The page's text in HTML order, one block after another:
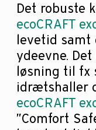
Det robuste
ecoCRAFT
levetid samt
ydeevne.
løsning til fx
idrætshaller
ecoCRAFT
”Comfort